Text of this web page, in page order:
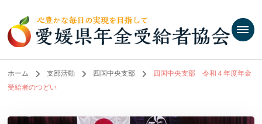
ホーム 支部活動 四国中央支部
四国中央支部 令和４年度年金
受給者のつどい